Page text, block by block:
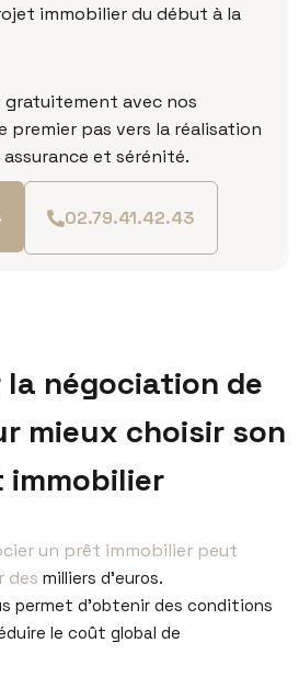
immobilier du début à la
gratuitement avec nos
pas vers la réalisation
et sérénité.
02.79.41.42.43
la négociation de
mieux choisir son
un prêt immobilier peut
des milliers d’euros.
permet d’obtenir des conditions
le coût global de